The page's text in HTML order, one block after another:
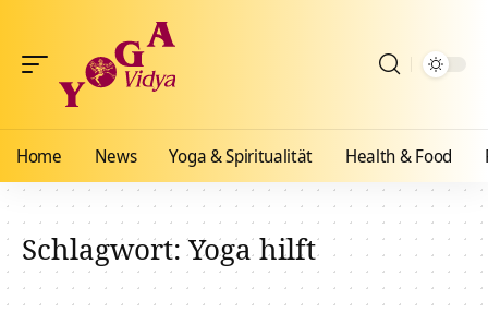
Home News Yoga & Spiritualität Health & Food
Schlagwort:Yoga hilft